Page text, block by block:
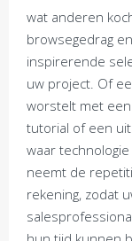
wat anderen
browsegedrag
inspirerende
uw project. Of
worstelt met
tutorial of een
waar
neemt de
rekening, zodat